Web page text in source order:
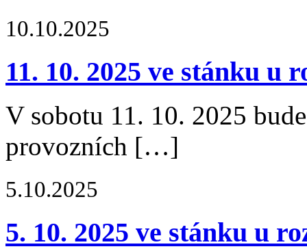
10.10.2025
11. 10. 2025 ve stánku u
V sobotu 11. 10. 2025
provozních […]
5.10.2025
5. 10. 2025 ve stánku u